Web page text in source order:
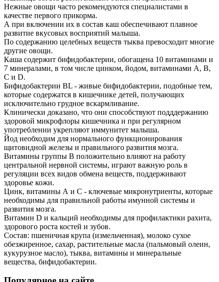
Нежные овощи часто рекомендуются специалистами в
качестве первого прикорма.
А при включении их в состав каш обеспечивают плавное
развитие вкусовых восприятий малыша.
По содержанию целебных веществ тыква превосходит многие
другие овощи.
Каша содержит бифидобактерии, обогащена 10 витаминами и
7 минералами, в том числе цинком, йодом, витаминами А, В,
С и D.
Бифидобактерии BL - живые бифидобактерии, подобные тем,
которые содержатся в кишечнике детей, получающих
исключительно грудное вскармливание.
Клинически доказано, что они способствуют подддержанию
здоровой микрофлоры кишечника и при регулярном
употреблении укрепляют иммунитет малыша.
Йод необходим для нормального функционирования
щитовидной железы и правильного развития мозга.
Витамины группы В положительно влияют на работу
центральной нервной системы, играют важную роль в
регуляции всех видов обмена веществ, поддерживают
здоровье кожи.
Цинк, витамины А и С - ключевые микронутриенты, которые
необходимы для правильной работы имунной системы и
развития мозга.
Витамин D и кальций необходимы для профилактики рахита,
здорового роста костей и зубов.
Состав: пшеничная крупа (измельченная), молоко сухое
обезжиренное, сахар, растительные масла (пальмовый олеин,
кукурузное масло), тыква, витамины и минеральные
вещества, бифидобактерии.